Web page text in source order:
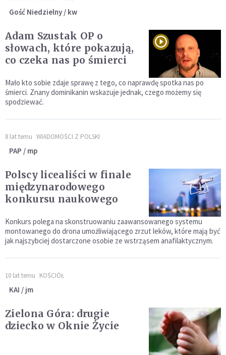
Gość Niedzielny / kw
Adam Szustak OP o
słowach, które pokazują,
co czeka nas po śmierci
Mało kto sobie zdaje sprawę z tego, co naprawdę spotka nas po
śmierci. Znany dominikanin wskazuje jednak, czego możemy się
spodziewać.
8 lat temu WIADOMOŚCI Z POLSKI
PAP / mp
Polscy licealiści w finale
międzynarodowego
konkursu naukowego
Konkurs polega na skonstruowaniu zaawansowanego systemu
montowanego do drona umożliwiającego zrzut leków, które mają być
jak najszybciej dostarczone osobie ze wstrząsem anafilaktycznym.
10 lat temu KOŚCIÓŁ
KAI / jm
Zielona Góra: drugie
dziecko w Oknie Życie